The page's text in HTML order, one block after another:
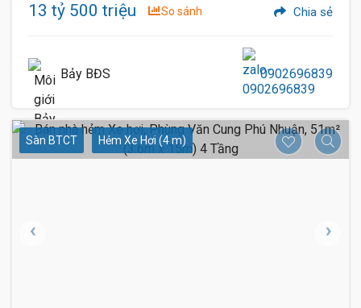
13 tỷ 500 triệu So sánh Chia sẻ
Bảy BĐS 0902696839
Sàn BTCT Hẻm Xe Hơi (4 m)